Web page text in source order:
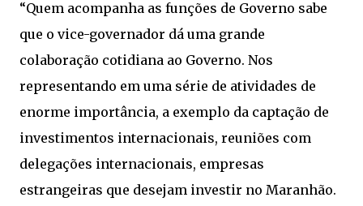
“Quem acompanha as funções de Governo sabe
que o vice-governador dá uma grande
colaboração cotidiana ao Governo. Nos
representando em uma série de atividades de
enorme importância, a exemplo da captação de
investimentos internacionais, reuniões com
delegações internacionais, empresas
estrangeiras que desejam investir no Maranhão.